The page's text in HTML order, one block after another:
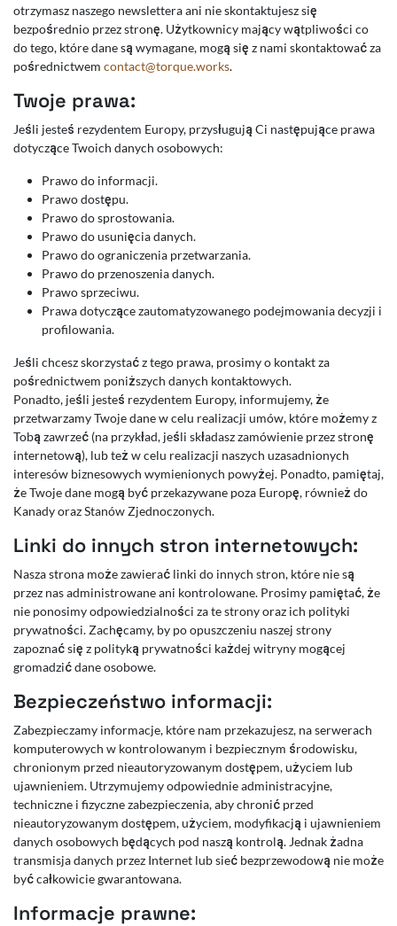
otrzymasz naszego newslettera ani nie skontaktujesz się
bezpośrednio przez stronę. Użytkownicy mający wątpliwości co
do tego, które dane są wymagane, mogą się z nami skontaktować za
pośrednictwem contact@torque.works.
Twoje prawa:
Jeśli jesteś rezydentem Europy, przysługują Ci następujące prawa
dotyczące Twoich danych osobowych:
Prawo do informacji.
Prawo dostępu.
Prawo do sprostowania.
Prawo do usunięcia danych.
Prawo do ograniczenia przetwarzania.
Prawo do przenoszenia danych.
Prawo sprzeciwu.
Prawa dotyczące zautomatyzowanego podejmowania decyzji i
profilowania.
Jeśli chcesz skorzystać z tego prawa, prosimy o kontakt za
pośrednictwem poniższych danych kontaktowych.
Ponadto, jeśli jesteś rezydentem Europy, informujemy, że
przetwarzamy Twoje dane w celu realizacji umów, które możemy z
Tobą zawrzeć (na przykład, jeśli składasz zamówienie przez stronę
internetową), lub też w celu realizacji naszych uzasadnionych
interesów biznesowych wymienionych powyżej. Ponadto, pamiętaj,
że Twoje dane mogą być przekazywane poza Europę, również do
Kanady oraz Stanów Zjednoczonych.
Linki do innych stron internetowych:
Nasza strona może zawierać linki do innych stron, które nie są
przez nas administrowane ani kontrolowane. Prosimy pamiętać, że
nie ponosimy odpowiedzialności za te strony oraz ich polityki
prywatności. Zachęcamy, by po opuszczeniu naszej strony
zapoznać się z polityką prywatności każdej witryny mogącej
gromadzić dane osobowe.
Bezpieczeństwo informacji:
Zabezpieczamy informacje, które nam przekazujesz, na serwerach
komputerowych w kontrolowanym i bezpiecznym środowisku,
chronionym przed nieautoryzowanym dostępem, użyciem lub
ujawnieniem. Utrzymujemy odpowiednie administracyjne,
techniczne i fizyczne zabezpieczenia, aby chronić przed
nieautoryzowanym dostępem, użyciem, modyfikacją i ujawnieniem
danych osobowych będących pod naszą kontrolą. Jednak żadna
transmisja danych przez Internet lub sieć bezprzewodową nie może
być całkowicie gwarantowana.
Informacje prawne: